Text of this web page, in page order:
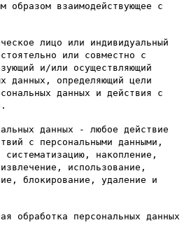
образом взаимодействующее с
лицо или индивидуальный
или совместно с
и/или осуществляющий
данных, определяющий цели
данных и действия с
данных - любое действие
с персональными данными,
накопление,
использование,
блокирование, удаление и
обработка персональных данных